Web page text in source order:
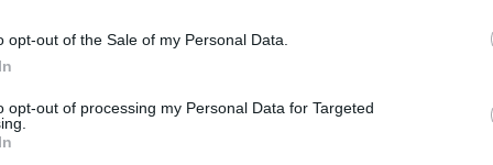
opt-out of the Sale of my Personal Data.
opt-out of processing my Personal Data for Targeted
Brandono Ingramo dvitaškis, nutolinęs „Raptors“
20 (4/11 trit.), Isaacas Okoro 16, Tre Jonesas